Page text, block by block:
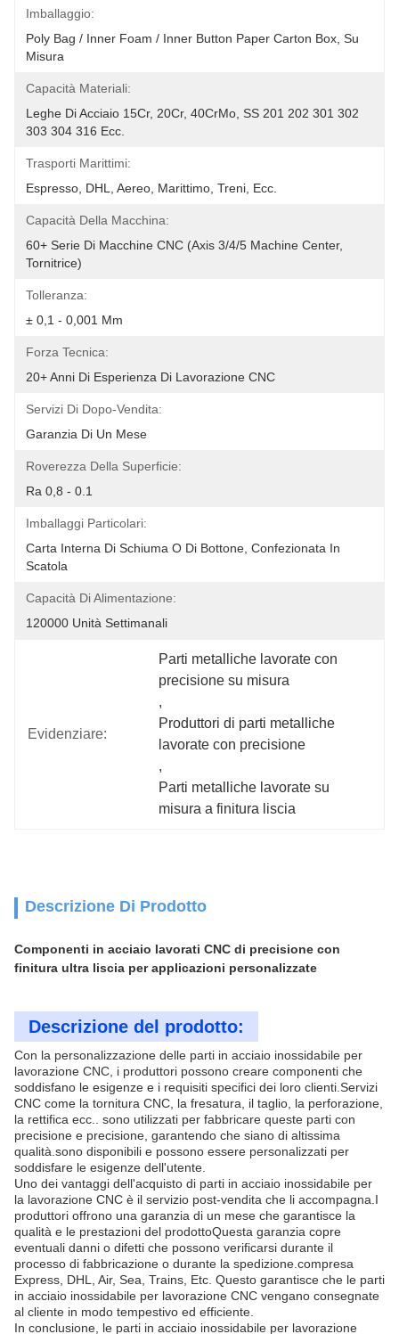
Imballaggio:
Poly Bag / Inner Foam / Inner Button Paper Carton Box, Su
Misura
Capacità Materiali:
Leghe Di Acciaio 15Cr, 20Cr, 40CrMo, SS 201 202 301 302
303 304 316 Ecc.
Trasporti Marittimi:
Espresso, DHL, Aereo, Marittimo, Treni, Ecc.
Capacità Della Macchina:
60+ Serie Di Macchine CNC (Axis 3/4/5 Machine Center,
Tornitrice)
Tolleranza:
± 0,1 - 0,001 Mm
Forza Tecnica:
20+ Anni Di Esperienza Di Lavorazione CNC
Servizi Di Dopo-Vendita:
Garanzia Di Un Mese
Roverezza Della Superficie:
Ra 0,8 - 0.1
Imballaggi Particolari:
Carta Interna Di Schiuma O Di Bottone, Confezionata In
Scatola
Capacità Di Alimentazione:
120000 Unità Settimanali
Evidenziare:
Parti metalliche lavorate con
precisione su misura
,
Produttori di parti metalliche
lavorate con precisione
,
Parti metalliche lavorate su
misura a finitura liscia
Descrizione Di Prodotto
Componenti in acciaio lavorati CNC di precisione con
finitura ultra liscia per applicazioni personalizzate
Descrizione del prodotto:
Con la personalizzazione delle parti in acciaio inossidabile per
lavorazione CNC, i produttori possono creare componenti che
soddisfano le esigenze e i requisiti specifici dei loro clienti.Servizi
CNC come la tornitura CNC, la fresatura, il taglio, la perforazione,
la rettifica ecc.. sono utilizzati per fabbricare queste parti con
precisione e precisione, garantendo che siano di altissima
qualità.sono disponibili e possono essere personalizzati per
soddisfare le esigenze dell'utente.
Uno dei vantaggi dell'acquisto di parti in acciaio inossidabile per
la lavorazione CNC è il servizio post-vendita che li accompagna.I
produttori offrono una garanzia di un mese che garantisce la
qualità e le prestazioni del prodottoQuesta garanzia copre
eventuali danni o difetti che possono verificarsi durante il
processo di fabbricazione o durante la spedizione.compresa
Express, DHL, Air, Sea, Trains, Etc. Questo garantisce che le parti
in acciaio inossidabile per lavorazione CNC vengano consegnate
al cliente in modo tempestivo ed efficiente.
In conclusione, le parti in acciaio inossidabile per lavorazione